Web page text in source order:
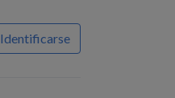
Identificarse